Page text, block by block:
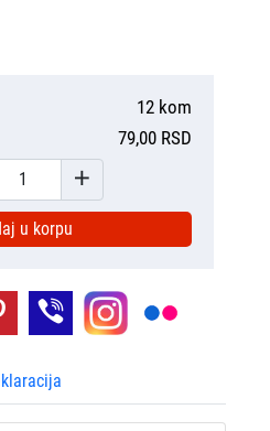
12 kom
79,00 RSD
u korpu